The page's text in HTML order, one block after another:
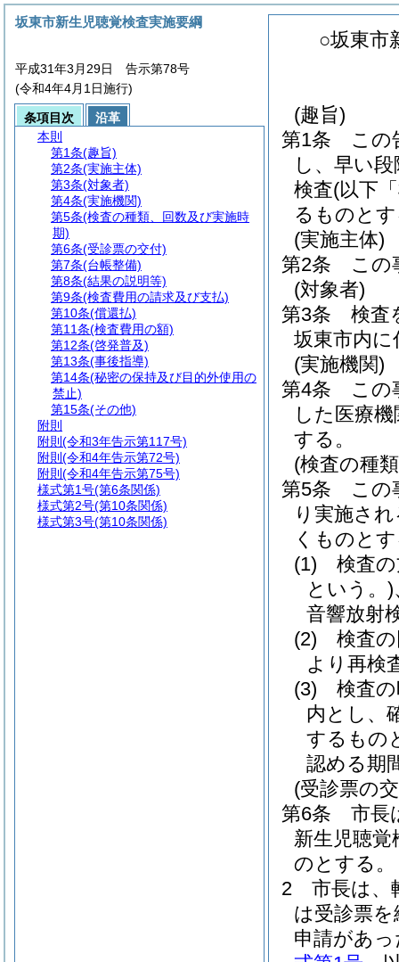
○坂東市
(趣旨)
第1条
この
し、早い
検査(以下
るものと
(実施主体)
第2条
この
(対象者)
第3条
検査
坂東市内
(実施機関)
第4条
この
した医療
する。
(検査の種
第5条
この
り実施さ
くものと
(1)
検査
という。)
音響放射
(2)
検査
より再検
(3)
検査
内とし、
するもの
認める期
(受診票の
第6条
市長
新生児聴覚
のとする。
2
市長は、
は受診票
申請があ
坂東市新生児聴覚検査実施要綱
平成31年3月29日 告示第78号
(令和4年4月1日施行)
条項目次
沿革
本則
第1条(趣旨)
第2条(実施主体)
第3条(対象者)
第4条(実施機関)
第5条(検査の種類、回数及び実施時
期)
第6条(受診票の交付)
第7条(台帳整備)
第8条(結果の説明等)
第9条(検査費用の請求及び支払)
第10条(償還払)
第11条(検査費用の額)
第12条(啓発普及)
第13条(事後指導)
第14条(秘密の保持及び目的外使用の
禁止)
第15条(その他)
附則
附則 (令和3年告示第117号)
附則 (令和4年告示第72号)
附則 (令和4年告示第75号)
様式第1号(第6条関係)
様式第2号(第10条関係)
様式第3号(第10条関係)